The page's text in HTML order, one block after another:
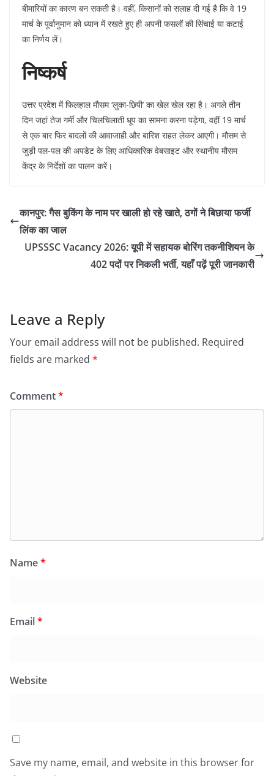
बीमारियों का कारण बन सकती है। वहीं, किसानों को सलाह दी गई है कि वे 19
मार्च के पूर्वानुमान को ध्यान में रखते हुए ही अपनी फसलों की सिंचाई या कटाई
का निर्णय लें।
निष्कर्ष
​उत्तर प्रदेश में फिलहाल मौसम ‘लुका-छिपी’ का खेल खेल रहा है। अगले तीन
दिन जहां तेज गर्मी और चिलचिलाती धूप का सामना करना पड़ेगा, वहीं 19 मार्च
से एक बार फिर बादलों की आवाजाही और बारिश राहत लेकर आएगी। मौसम से
जुड़ी पल-पल की अपडेट के लिए आधिकारिक वेबसाइट और स्थानीय मौसम
केंद्र के निर्देशों का पालन करें।
कानपुर: गैस बुकिंग के नाम पर खाली हो रहे खाते, ठगों ने बिछाया फर्जी
लिंक का जाल
UPSSSC Vacancy 2026: यूपी में सहायक बोरिंग तकनीशियन के
402 पदों पर निकली भर्ती, यहाँ पढ़ें पूरी जानकारी
Leave a Reply
Your email address will not be published. Required
fields are marked *
Comment*
Name*
Email*
Website
Save my name, email, and website in this browser for